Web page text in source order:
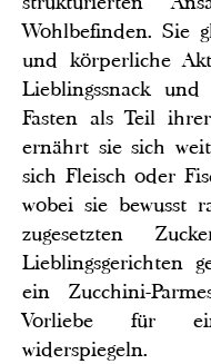
Wohlbefinden. Sie
und körperliche
Lieblingssnack
Fasten als Teil
ernährt sie sich
sich Fleisch oder
wobei sie bewusst
zugesetzten
Lieblingsgerichten
ein Zucchini-
Vorliebe für
widerspiegeln.